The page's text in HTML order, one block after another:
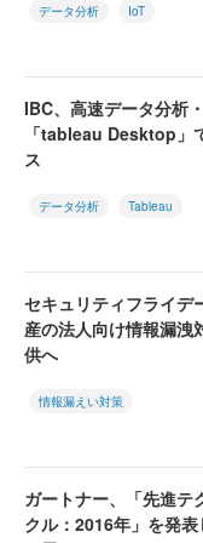
データ分析 IoT
IBC、高速データ分析
「tableau Desktop」
ス
データ分析 Tableau
セキュリティフライデ
産の法人向け情報漏洩
供へ
情報漏えい対策
ガートナー、「先進テ
クル：2016年」を発